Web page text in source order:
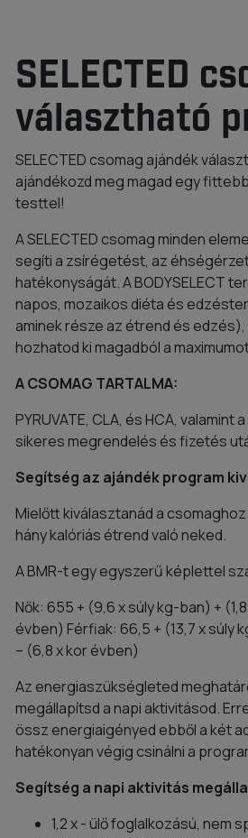
SELECTED
választható
SELECTED csomag ajándék
ajándékozd meg magad egy
testtel!
A SELECTED csomag minden
segíti a zsírégetést, az
hatékonyságát. A BODYSELECT
napos, mozaikos diéta és
aminek része az étrend és
hozhatod ki magadból a
A CSOMAG TARTALMA:
PYRUVATE, CLA, és HCA, valamint
sikeres megrendelés és fizetés
Segítség az ajándék program
Mielőtt kiválasztanád a
hány kalóriás étrend való neked.
A BMR-t egy egyszerű képlettel
Nők: 655 + (9,6 x súly kg-ban) +
évben) Férfiak: 66,5 + (13,7 x súly
– (6,8 x kor évben)
Az energiaszükségleted
megállapítsd a napi aktivitásod.
össz energiaigényed ebből a két
hatékonyan végig csinálni a
Segítség a napi aktivitás
1,2 x - ülő foglalkozású, nem